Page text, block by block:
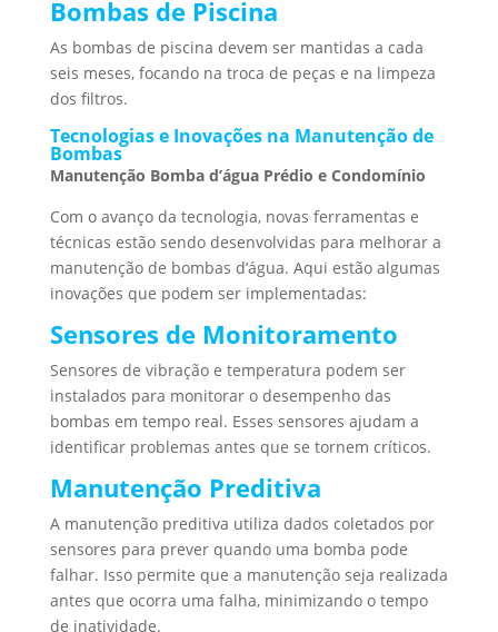
Bombas de Piscina
As bombas de piscina devem ser mantidas a cada
seis meses, focando na troca de peças e na limpeza
dos filtros.
Tecnologias e Inovações na Manutenção de
Bombas
Manutenção Bomba d’água Prédio e Condomínio
Com o avanço da tecnologia, novas ferramentas e
técnicas estão sendo desenvolvidas para melhorar a
manutenção de bombas d’água. Aqui estão algumas
inovações que podem ser implementadas:
Sensores de Monitoramento
Sensores de vibração e temperatura podem ser
instalados para monitorar o desempenho das
bombas em tempo real. Esses sensores ajudam a
identificar problemas antes que se tornem críticos.
Manutenção Preditiva
A manutenção preditiva utiliza dados coletados por
sensores para prever quando uma bomba pode
falhar. Isso permite que a manutenção seja realizada
antes que ocorra uma falha, minimizando o tempo
de inatividade.